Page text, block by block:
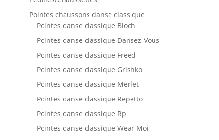
Pointes chaussons danse classique
Pointes danse classique Bloch
Pointes danse classique Dansez-Vous
Pointes danse classique Freed
Pointes danse classique Grishko
Pointes danse classique Merlet
Pointes danse classique Repetto
Pointes danse classique Rp
Pointes danse classique Wear Moi